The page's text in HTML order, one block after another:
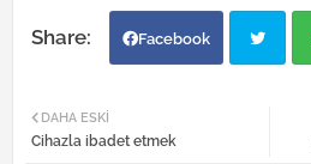
Facebook
DAHA ESKI
Cihazla ibadet etmek